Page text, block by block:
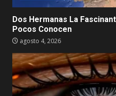
Dos Hermanas La
Pocos Conocen
agosto 4, 2026